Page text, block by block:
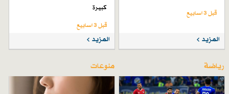
قبل 3 اسابیع
المزيد
كبيرة
قبل 3 اسابیع
المزيد
رياضة منوعات